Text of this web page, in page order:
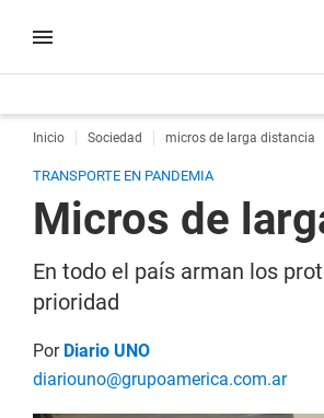
Inicio Sociedad micros de larga distancia
TRANSPORTE EN PANDEMIA
Micros de
En todo el país arman los
prioridad
Por Diario UNO
diariouno@grupoamerica.com.ar